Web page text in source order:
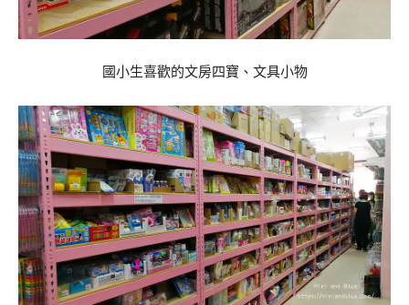
國小生喜歡的文房四寶、文具小物